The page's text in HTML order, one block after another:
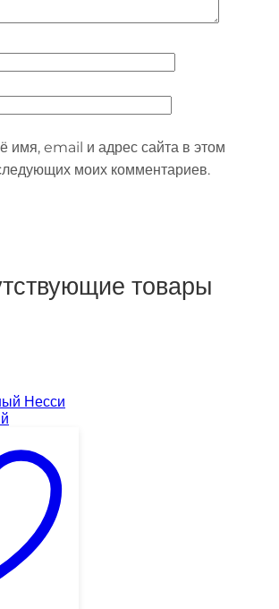
имя, email и адрес сайта в этом
моих комментариев.
товары